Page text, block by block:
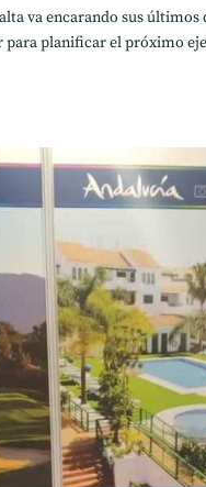
va encarando sus últimos
planificar el próximo